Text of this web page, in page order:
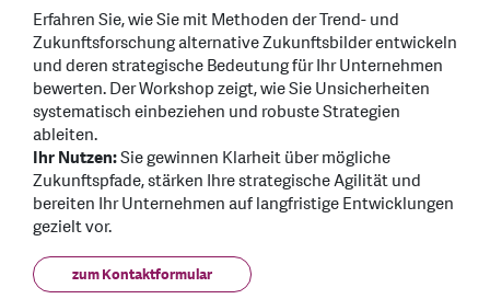
Erfahren Sie, wie Sie mit Methoden der Trend- und
Zukunftsforschung alternative Zukunftsbilder entwickeln
und deren strategische Bedeutung für Ihr Unternehmen
bewerten. Der Workshop zeigt, wie Sie Unsicherheiten
systematisch einbeziehen und robuste Strategien
ableiten.
Ihr Nutzen:Sie gewinnen Klarheit über mögliche
Zukunftspfade, stärken Ihre strategische Agilität und
bereiten Ihr Unternehmen auf langfristige Entwicklungen
gezielt vor.
zum Kontaktformular